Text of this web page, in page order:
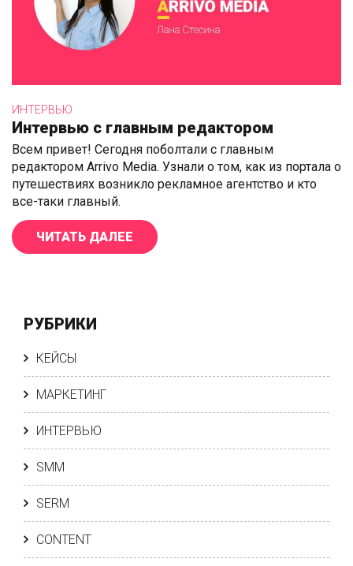
ИНТЕРВЬЮ
Интервью с главным редактором
Всем привет! Сегодня поболтали с главным
редактором Arrivo Media. Узнали о том, как из портала о
путешествиях возникло рекламное агентство и кто
все-таки главный.
ЧИТАТЬ ДАЛЕЕ «ИНТЕРВЬЮ С ГЛАВНЫМ
РУБРИКИ
КЕЙСЫ
МАРКЕТИНГ
ИНТЕРВЬЮ
SMM
SERM
CONTENT